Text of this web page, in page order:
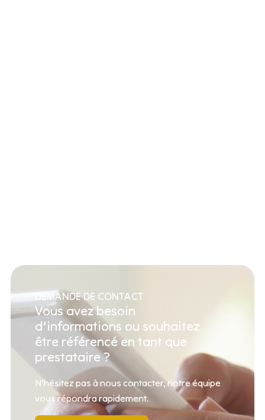
DEMANDE DE CONTACT
Vous avez besoin
d’informations ou souhaitez
être référencé en tant que
prestataire ?
N’hésitez pas à nous contacter, notre équipe
vous répondra rapidement.